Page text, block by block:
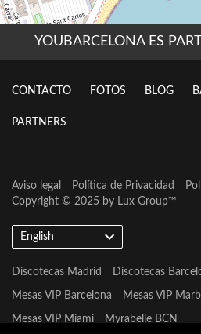
YOUBARCELONA ES
CONTACTO FOTOS BLOG
PARTNERS
Aviso legal Política de Privacidad
Copyright © 2025 by Lux Group™
English
Discotecas Madrid Discotecas
Mesas VIP Barcelona Mesas VIP
Mesas VIP Miami Myrabelle BCN